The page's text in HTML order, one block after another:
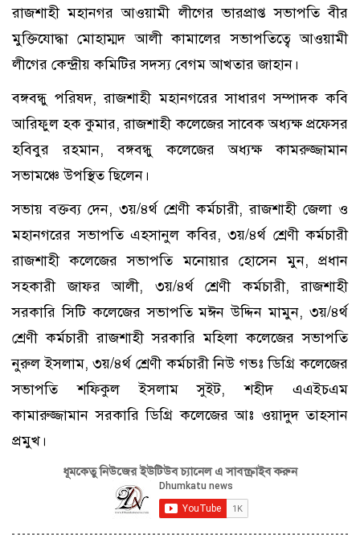
রাজশাহী মহানগর আওয়ামী লীগের ভারপ্রাপ্ত সভাপতি বীর
মুক্তিযোদ্ধা মোহাম্মদ আলী কামালের সভাপতিত্বে আওয়ামী
লীগের কেন্দ্রীয় কমিটির সদস্য বেগম আখতার জাহান।
বঙ্গবন্ধু পরিষদ, রাজশাহী মহানগরের সাধারণ সম্পাদক কবি
আরিফুল হক কুমার, রাজশাহী কলেজের সাবেক অধ্যক্ষ প্রফেসর
হবিবুর রহমান, বঙ্গবন্ধু কলেজের অধ্যক্ষ কামরুজ্জামান
সভামঞ্চে উপস্থিত ছিলেন।
সভায় বক্তব্য দেন, ৩য়/৪র্থ শ্রেণী কর্মচারী, রাজশাহী জেলা ও
মহানগরের সভাপতি এহসানুল কবির, ৩য়/৪র্থ শ্রেণী কর্মচারী
রাজশাহী কলেজের সভাপতি মনোয়ার হোসেন মুন, প্রধান
সহকারী জাফর আলী, ৩য়/৪র্থ শ্রেণী কর্মচারী, রাজশাহী
সরকারি সিটি কলেজের সভাপতি মঈন উদ্দিন মামুন, ৩য়/৪র্থ
শ্রেণী কর্মচারী রাজশাহী সরকারি মহিলা কলেজের সভাপতি
নুরুল ইসলাম, ৩য়/৪র্থ শ্রেণী কর্মচারী নিউ গভঃ ডিগ্রি কলেজের
সভাপতি শফিকুল ইসলাম সুইট, শহীদ এএইচএম
কামারুজ্জামান সরকারি ডিগ্রি কলেজের আঃ ওয়াদুদ তাহসান
প্রমুখ।
ধূমকেতু নিউজের ইউটিউব চ্যানেল এ সাবস্ক্রাইব করুন